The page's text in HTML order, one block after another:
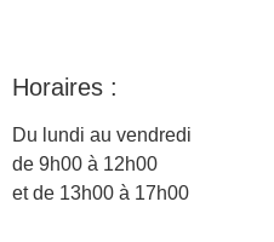
Horaires :
Du lundi au vendredi
de 9h00 à 12h00
et de 13h00 à 17h00